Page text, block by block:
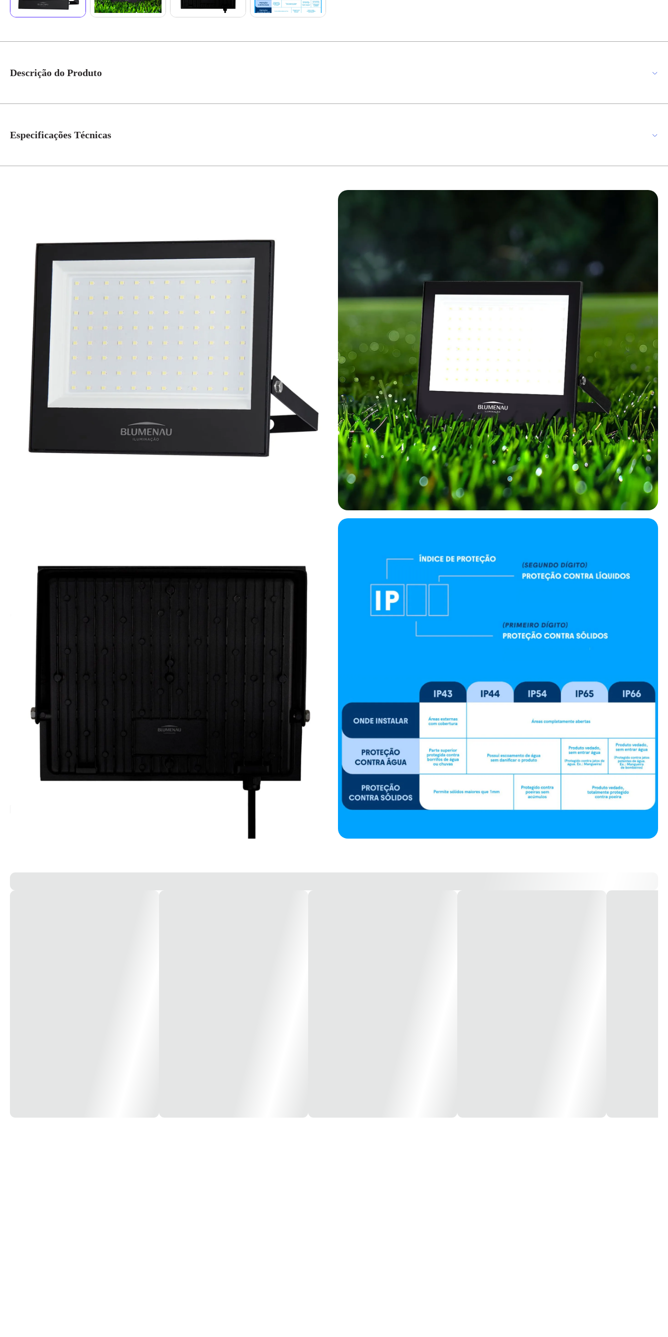
Descrição do Produto
do refletor sob tensão. Os Refletores Play suportam oscilações de energia de até 1.500V. Com design compacto e discreto e tecnologia LED. Conta com corpo em alumínio, vidro transparente e ângulo de abertura de 110°. Bivolt,
Especificações Técnicas
Grau de Proteção
Material Alumínio
Dimensões Produto 190,00 x 157,00 x 26,00 (Comp. x Alt. x Larg.)
Modelo/Instalação Sobrepor